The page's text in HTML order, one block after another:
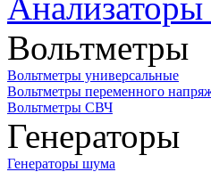
Анализаторы
Вольтметры
Вольтметры универсальные
Вольтметры переменного
Вольтметры СВЧ
Генераторы
Генераторы шума